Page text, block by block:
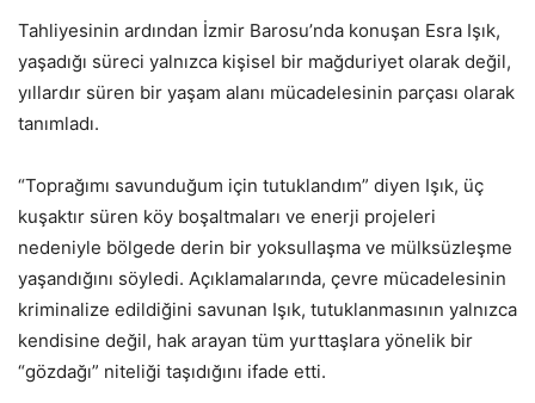
Tahliyesinin ardından İzmir Barosu’nda konuşan Esra Işık,
yaşadığı süreci yalnızca kişisel bir mağduriyet olarak değil,
yıllardır süren bir yaşam alanı mücadelesinin parçası olarak
tanımladı.
“Toprağımı savunduğum için tutuklandım” diyen Işık, üç
kuşaktır süren köy boşaltmaları ve enerji projeleri
nedeniyle bölgede derin bir yoksullaşma ve mülksüzleşme
yaşandığını söyledi. Açıklamalarında, çevre mücadelesinin
kriminalize edildiğini savunan Işık, tutuklanmasının yalnızca
kendisine değil, hak arayan tüm yurttaşlara yönelik bir
“gözdağı” niteliği taşıdığını ifade etti.